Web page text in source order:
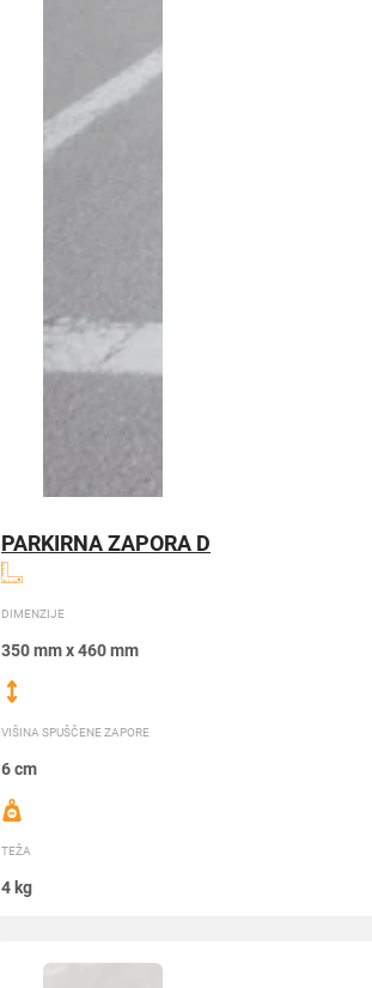
PARKIRNA ZAPORA D
DIMENZIJE
350 mm x 460 mm
VIŠINA SPUŠČENE ZAPORE
6 cm
TEŽA
4 kg